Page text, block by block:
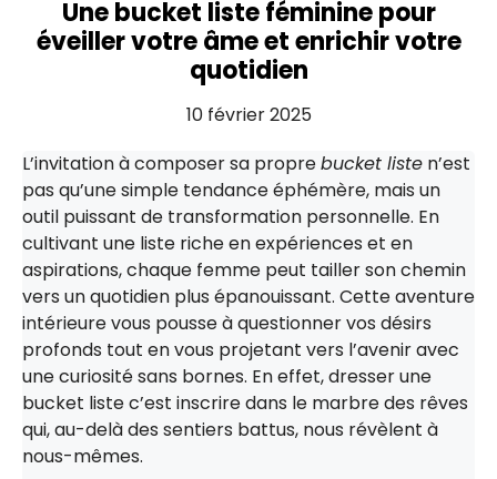
Une bucket liste féminine pour
éveiller votre âme et enrichir votre
quotidien
10 février 2025
L’invitation à composer sa proprebucket liste n’est
pas qu’une simple tendance éphémère, mais un
outil puissant de transformation personnelle. En
cultivant une liste riche en expériences et en
aspirations, chaque femme peut tailler son chemin
vers un quotidien plus épanouissant. Cette aventure
intérieure vous pousse à questionner vos désirs
profonds tout en vous projetant vers l’avenir avec
une curiosité sans bornes. En effet, dresser une
bucket liste c’est inscrire dans le marbre des rêves
qui, au-delà des sentiers battus, nous révèlent à
nous-mêmes.